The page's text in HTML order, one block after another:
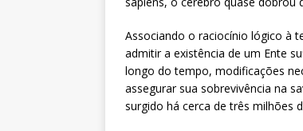
Associando o raciocínio lógico à
admitir a existência de um Ente
longo do tempo, modificações
assegurar sua sobrevivência na
surgido há cerca de três milhões